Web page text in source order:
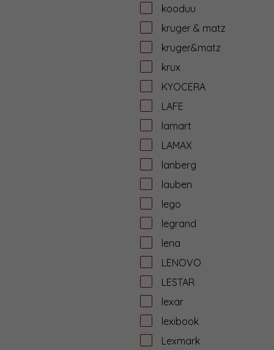
kooduu
kruger & matz
kruger&matz
krux
KYOCERA
LAFE
lamart
LAMAX
lanberg
lauben
lego
legrand
lena
LENOVO
LESTAR
lexar
lexibook
Lexmark